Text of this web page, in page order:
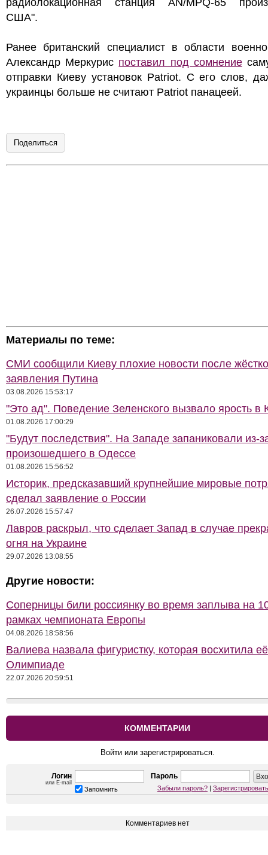
радиолокационная станция AN/MPQ-65
США".
Ранее британский специалист в области
Александр Меркурис поставил под сомнение
отправки Киеву установок Patriot. С его слов,
украинцы больше не считают Patriot панацеей.
Поделиться
Материалы по теме:
СМИ сообщили Киеву плохие новости после
заявления Путина
03.08.2026 15:53:17
"Это ад". Поведение Зеленского вызвало ярость в
01.08.2026 17:00:29
"Будут последствия". На Западе запаниковали из-
произошедшего в Одессе
01.08.2026 15:56:52
Историк, предсказавший крупнейшие мировые
сделал заявление о России
26.07.2026 15:57:47
Лавров раскрыл, что сделает Запад в случае
огня на Украине
29.07.2026 13:08:55
Другие новости:
Соперницы били россиянку во время заплыва на
рамках чемпионата Европы
04.08.2026 18:58:56
Валиева назвала фигуристку, которая восхитила
Олимпиаде
22.07.2026 20:59:51
КОММЕНТАРИИ
Войти или зарегистрироваться.
Логин
или E-mail
Пароль
Запомнить Забыли пароль? |
Комментариев нет